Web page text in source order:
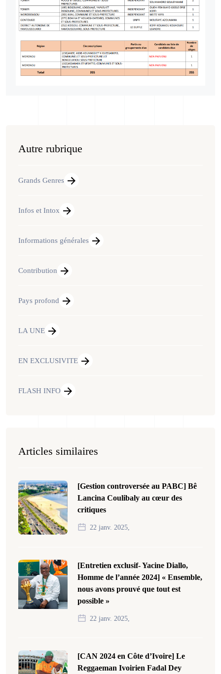
Autre rubrique
Grands Genres
Infos et Intox
Informations générales
Contribution
Pays profond
LA UNE
EN EXCLUSIVITE
FLASH INFO
Articles similaires
[Gestion controversée au PABC] Bê
Lancina Coulibaly au cœur des
critiques
22 janv. 2025,
[Entretien exclusif- Yacine Diallo,
Homme de l’année 2024] « Ensemble,
nous avons prouvé que tout est
possible »
22 janv. 2025,
[CAN 2024 en Côte d’Ivoire] Le
Reggaeman Ivoirien Fadal Dey